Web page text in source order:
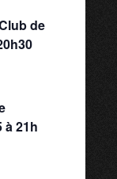
ede
à 21h